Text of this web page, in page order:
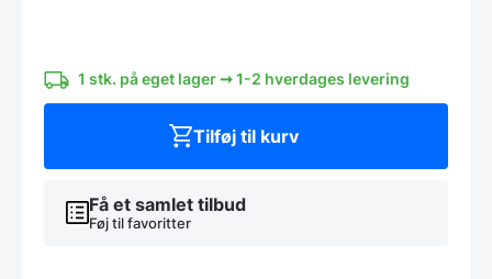
antal1 stk. på eget lager ➞ 1-2 hverdages levering
Få et samlet tilbud
Føj til favoritter
Tilføj til kurv